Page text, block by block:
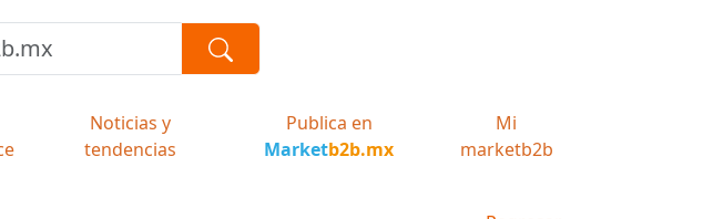
Noticias y
tendencias
Publica en
Marketb2b.mx
Mi
marketb2b